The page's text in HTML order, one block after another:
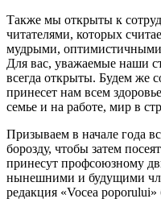
Также мы открыты к
читателями, которых
мудрыми,
Для вас, уважаемые наши
всегда откры­ты. Будем же
принесет нам всем
семье и на работе, мир в
Призываем в начале года
борозду, чтобы затем
принесут профсоюзному
нынешними и будущими
редакция «Vocea poporului»